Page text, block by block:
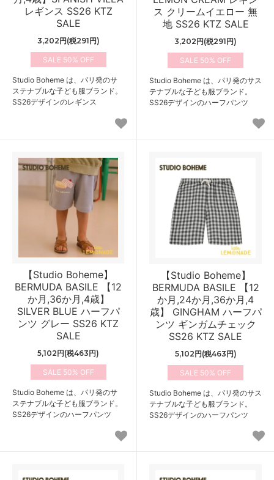
レギンス SS26 KTZ
SALE
3,202円(税291円)
50%
Studio Boheme は、パリ発のサ
ステナブルな子ども服ブランド。
SS26デザインのレギンス
ス クリームイエロー 無
地 SS26 KTZ SALE
3,202円(税291円)
50%
Studio Boheme は、パリ発のサス
テナブルな子ども服ブランド。
SS26デザインのハーフパンツ
【Studio Boheme】
BERMUDA BASILE 【12
か月,36か月,4歳】
SILVER BLUE ハーフパ
ンツ グレー SS26 KTZ
SALE
5,102円(税463円)
50%
Studio Boheme は、パリ発のサ
ステナブルな子ども服ブランド。
SS26デザインのハーフパンツ
【Studio Boheme】
BERMUDA BASILE 【12
か月,24か月,36か月,4
歳】 GINGHAM ハーフパ
ンツ ギンガムチェック
SS26 KTZ SALE
5,102円(税463円)
50%
Studio Boheme は、パリ発のサス
テナブルな子ども服ブランド。
SS26デザインのハーフパンツ